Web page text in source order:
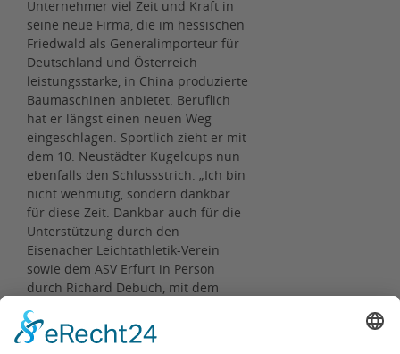
Unternehmer viel Zeit und Kraft in
seine neue Firma, die im hessischen
Friedwald als Generalimporteur für
Deutschland und Österreich
leistungsstarke, in China produzierte
Baumaschinen anbietet. Beruflich
hat er längst einen neuen Weg
eingeschlagen. Sportlich zieht er mit
dem 10. Neustädter Kugelcups nun
ebenfalls den Schlussstrich. „Ich bin
nicht wehmütig, sondern dankbar
für diese Zeit. Dankbar auch für die
Unterstützung durch den
Eisenacher Leichtathletik-Verein
sowie dem ASV Erfurt in Person
durch Richard Debuch, mit dem
mich eine tiefe Freundschaft
verbindet“, sagt Heiko Wendorf
abschließend.